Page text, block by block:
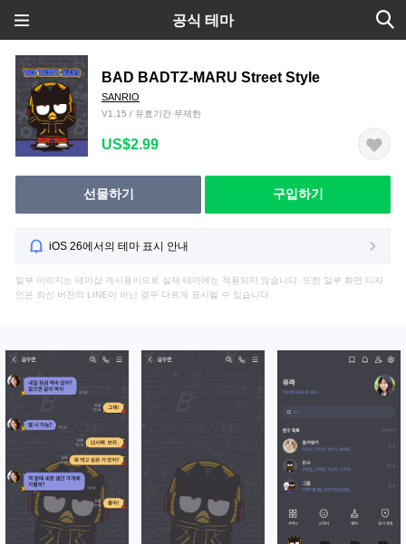
공식 테마
BAD BADTZ-MARU Street Style
SANRIO
V1.15 / 유효기간 무제한
US$2.99
선물하기 구입하기
iOS 26에서의 테마 표시 안내
일부 이미지는 테마샵 게시용이므로 실제 테마에는 적용되지 않습니다. 또한 일부 화면 디자
인은 최신 버전의 LINE이 아닌 경우 다르게 표시될 수 있습니다.